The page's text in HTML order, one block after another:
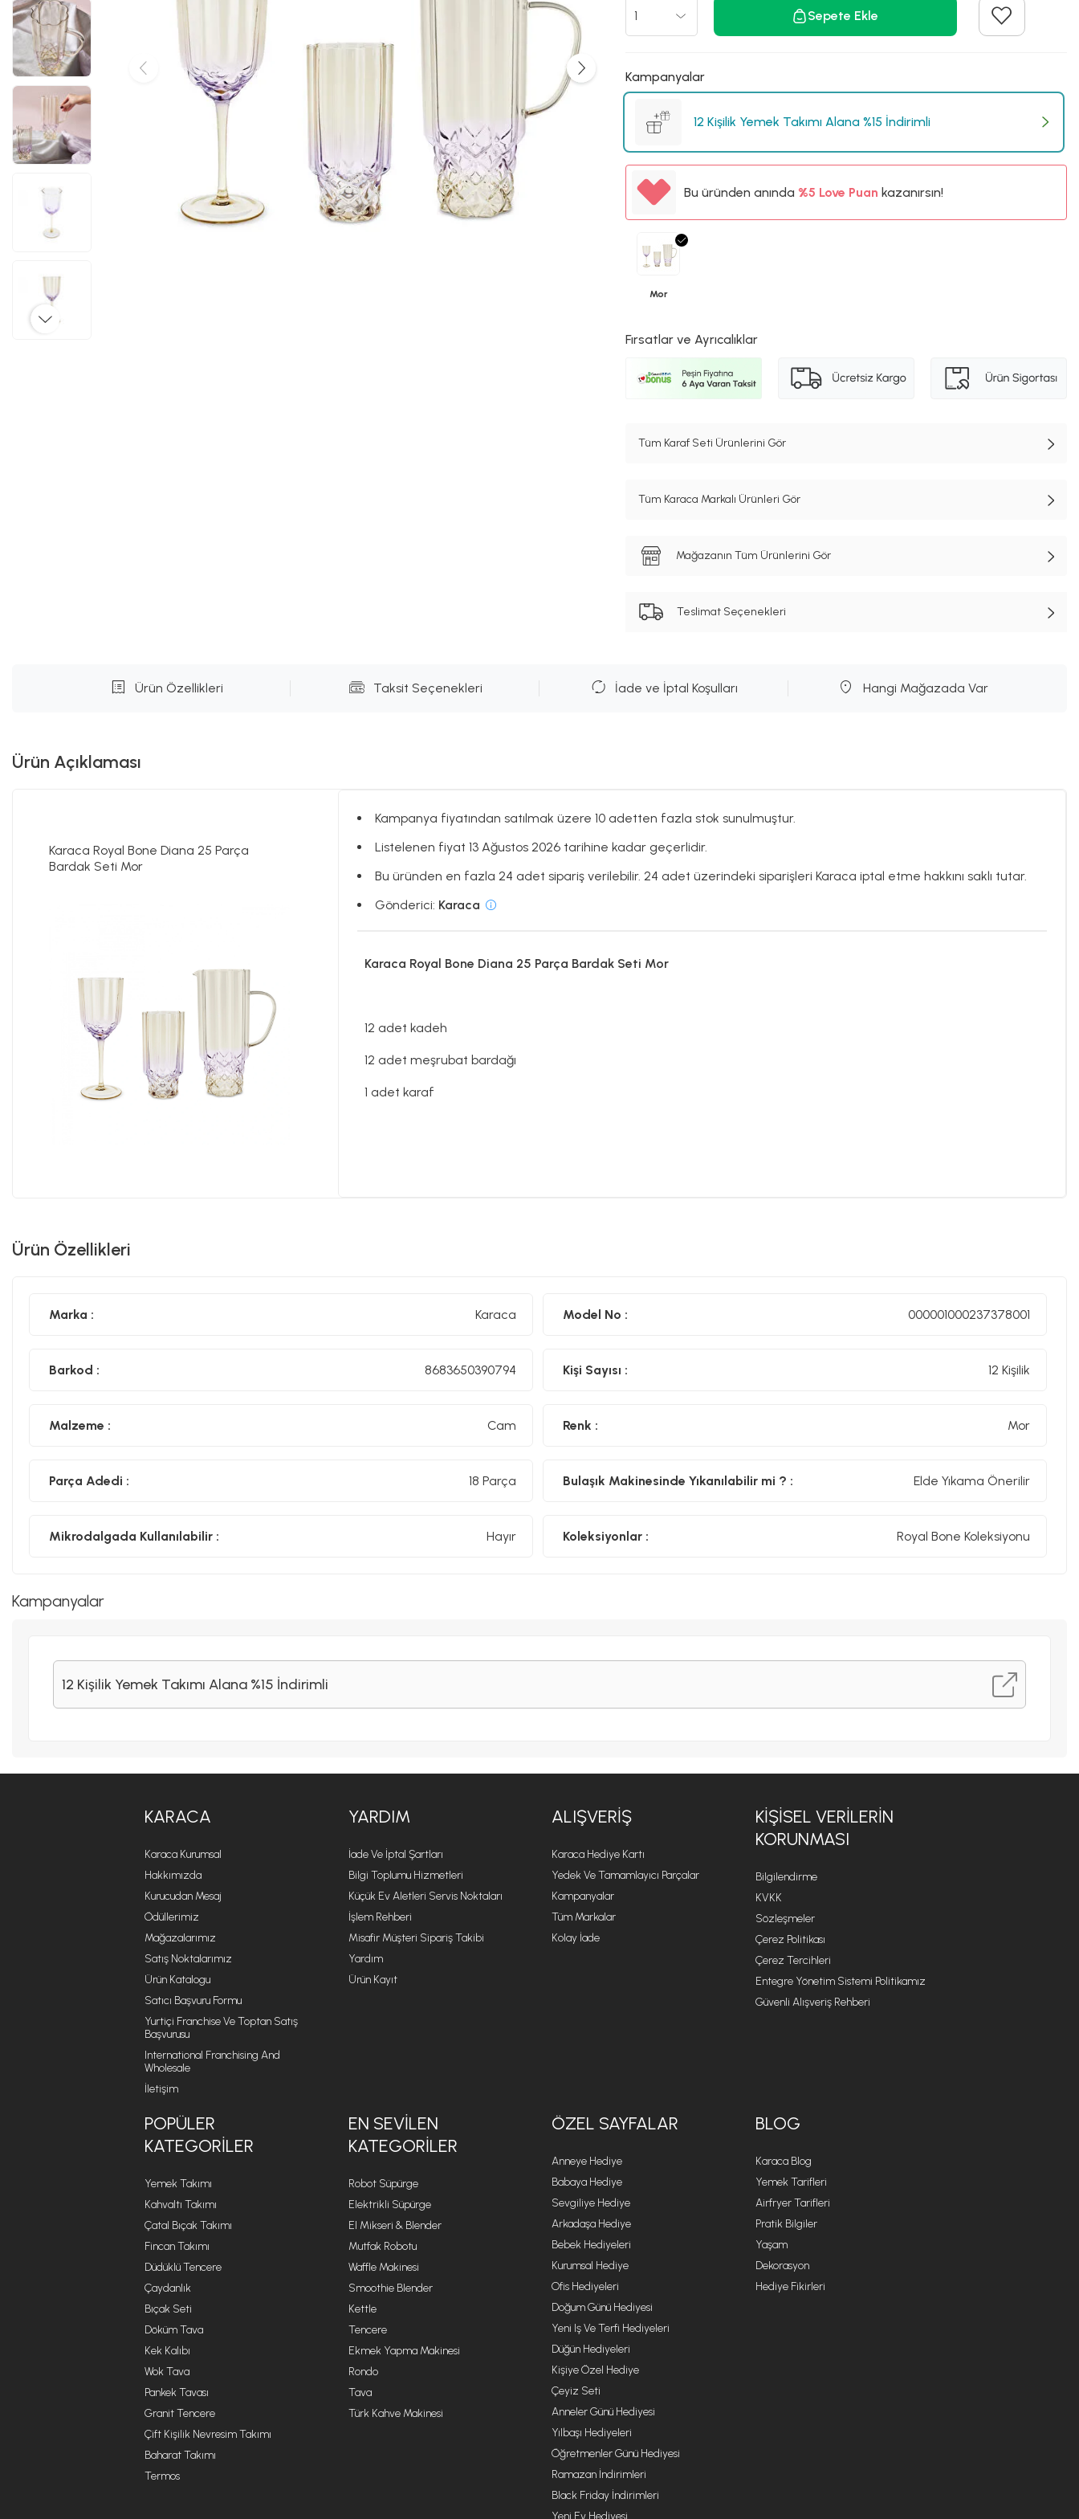
Sepete Ekle
Kampanyalar
12 Kişilik Yemek Takımı Alana %15 İndirimli
Bu üründen anında 450TLLove Puankazanırsın!
Mor
Fırsatlar ve Ayrıcalıklar
Tüm Karaf Seti Ürünlerini Gör
Tüm Karaca Markalı Ürünleri Gör
Mağazanın Tüm Ürünlerini Gör
Teslimat Seçenekleri
Ürün Özellikleri Taksit Seçenekleri İade ve İptal Koşulları Hangi Mağazada Var
Ürün Açıklaması
Karaca Royal Bone Diana 25 Parça
Bardak Seti Mor
Kampanya fiyatından satılmak üzere 10 adetten fazla stok sunulmuştur.
Listelenen fiyat 13 Ağustos 2026 tarihine kadar geçerlidir.
Bu üründen en fazla 24 adet sipariş verilebilir. 24 adet üzerindeki siparişleri Karaca iptal etme hakkını saklı tutar.
Gönderici: Karaca
Karaca Royal Bone Diana 25 Parça Bardak Seti Mor
12 adet kadeh
12 adet meşrubat bardağı
1 adet karaf
Ürün Özellikleri
Marka : Karaca Model No : 000001000237378001
Barkod : 8683650390794 Kişi Sayısı : 12 Kişilik
Malzeme : Cam Renk : Mor
Parça Adedi : 18 Parça Bulaşık Makinesinde Yıkanılabilir mi ? : Elde Yıkama Önerilir
Mikrodalgada Kullanılabilir : Hayır Koleksiyonlar : Royal Bone Koleksiyonu
Kampanyalar
12 Kişilik Yemek Takımı Alana %15 İndirimli
KARACA
Karaca Kurumsal
Hakkımızda
Kurucudan Mesaj
Ödüllerimiz
Mağazalarımız
Satış Noktalarımız
Ürün Katalogu
Satıcı Başvuru Formu
Yurtiçi Franchise Ve Toptan Satış
Başvurusu
International Franchising And
Wholesale
İletişim
YARDIM
İade Ve İptal Şartları
Bilgi Toplumu Hizmetleri
Küçük Ev Aletleri Servis Noktaları
İşlem Rehberi
Misafir Müşteri Sipariş Takibi
Yardım
Ürün Kayıt
ALIŞVERIŞ
Karaca Hediye Kartı
Yedek Ve Tamamlayıcı Parçalar
Kampanyalar
Tüm Markalar
Kolay İade
KIŞISEL VERILERIN
KORUNMASI
Bilgilendirme
KVKK
Sözleşmeler
Çerez Politikası
Çerez Tercihleri
Entegre Yönetim Sistemi Politikamız
Güvenli Alışveriş Rehberi
POPÜLER
KATEGORILER
Yemek Takımı
Kahvaltı Takımı
Çatal Bıçak Takımı
Fincan Takımı
Düdüklü Tencere
Çaydanlık
Bıçak Seti
Döküm Tava
Kek Kalıbı
Wok Tava
Pankek Tavası
Granit Tencere
Çift Kişilik Nevresim Takımı
Baharat Takımı
Termos
EN SEVILEN
KATEGORILER
Robot Süpürge
Elektrikli Süpürge
El Mikseri & Blender
Mutfak Robotu
Waffle Makinesi
Smoothie Blender
Kettle
Tencere
Ekmek Yapma Makinesi
Rondo
Tava
Türk Kahve Makinesi
ÖZEL SAYFALAR
Anneye Hediye
Babaya Hediye
Sevgiliye Hediye
Arkadaşa Hediye
Bebek Hediyeleri
Kurumsal Hediye
Ofis Hediyeleri
Doğum Günü Hediyesi
Yeni Iş Ve Terfi Hediyeleri
Düğün Hediyeleri
Kişiye Özel Hediye
Çeyiz Seti
Anneler Günü Hediyesi
Yılbaşı Hediyeleri
Öğretmenler Günü Hediyesi
Ramazan İndirimleri
Black Friday İndirimleri
BLOG
Karaca Blog
Yemek Tarifleri
Airfryer Tarifleri
Pratik Bilgiler
Yaşam
Dekorasyon
Hediye Fikirleri